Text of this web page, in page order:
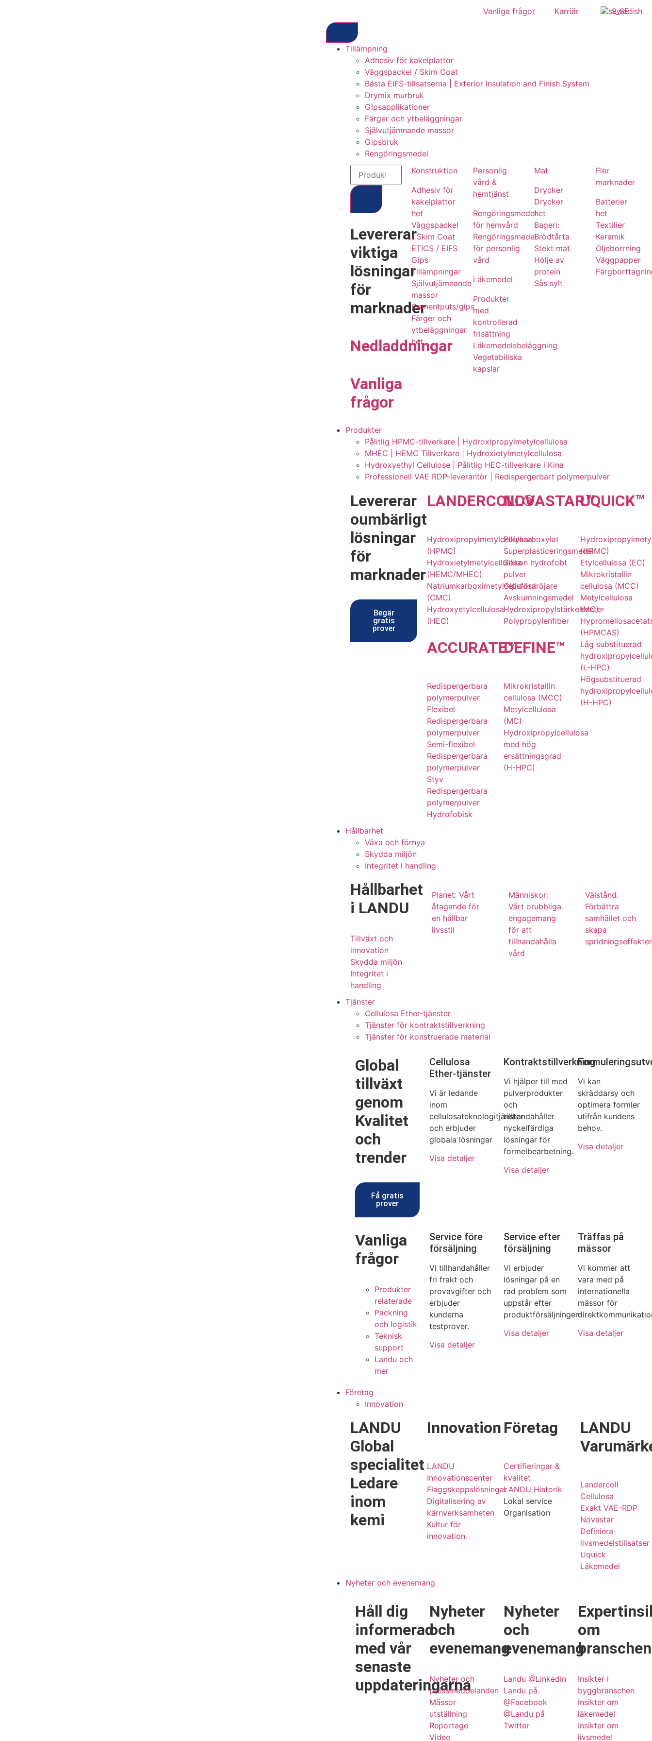
Vanliga frågor Karriär Swedish
Tillämpning
Adhesiv för kakelplattor
Väggspackel / Skim Coat
Bästa EIFS-tillsatserna | Exterior Insulation and Finish System
Drymix murbruk
Gipsapplikationer
Färger och ytbeläggningar
Självutjämnande massor
Gipsbruk
Rengöringsmedel
Levererar
viktiga
lösningar
för
marknader
Nedladdningar
Vanliga
frågor
Konstruktion
Adhesiv för
kakelplattor
het
Väggspackel
/ Skim Coat
ETICS / EIFS
Gips
Tillämpningar
Självutjämnande
massor
Cementputs/gips
Färger och
ytbeläggningar
het
Personlig
vård &
hemtjänst
Rengöringsmedel
för hemvård
Rengöringsmedel
för personlig
vård
Läkemedel
Produkter
med
kontrollerad
frisättning
Läkemedelsbeläggning
Vegetabiliska
kapslar
Mat
Drycker
Drycker
het
Bageri:
Brödtårta
Stekt mat
Hölje av
protein
Sås sylt
Fler
marknader
Batterier
het
Textilier
Keramik
Oljeborrning
Väggpapper
Produkter
Pålitlig HPMC-tillverkare | Hydroxipropylmetylcellulosa
MHEC | HEMC Tillverkare | Hydroxietylmetylcellulosa
Hydroxyethyl Cellulose | Pålitlig HEC-tillverkare i Kina
Professionell VAE RDP-leverantör | Redispergerbart polymerpulver
Levererar
oumbärligt
lösningar
för
marknader
Begär
gratis
prover
LANDERCOLL®
Hydroxipropylmetylcellulosa
(HPMC)
Hydroxietylmetylcellulosa
(HEMC/MHEC)
Natriumkarboximetylcellulosa
(CMC)
Hydroxyetylcellulosa
(HEC)
ACCURATE™
Redispergerbara
polymerpulver
Flexibel
Redispergerbara
polymerpulver
Semi-flexibel
Redispergerbara
polymerpulver
Styv
Redispergerbara
polymerpulver
Hydrofobisk
NOVASTAR™
Polykarboxylat
Superplasticeringsmedel
Silikon hydrofobt
pulver
Gipsfördröjare
Avskumningsmedel
Hydroxipropylstärkelseeter
Polypropylenfiber
DEFINE™
Mikrokristallin
cellulosa (MCC)
Metylcellulosa
(MC)
Hydroxipropylcellulosa
med hög
ersättningsgrad
(H-HPC)
UQUICK™
(HPMC)
Etylcellulosa (EC)
Mikrokristallin
cellulosa (MCC)
Metylcellulosa
(MC)
(HPMCAS)
Låg substituerad
(L-HPC)
Högsubstituerad
(H-HPC)
Hållbarhet
Växa och förnya
Skydda miljön
Integritet i handling
Hållbarhet
i LANDU
Tillväxt och
innovation
Skydda miljön
Integritet i
handling
Planet: Vårt
åtagande för
en hållbar
livsstil
Människor:
Vårt orubbliga
engagemang
för att
tillhandahålla
vård
Välstånd:
Förbättra
samhället och
skapa
spridningseffekter
Tjänster
Cellulosa Ether-tjänster
Tjänster för kontraktstillverkning
Tjänster för konstruerade material
Global
tillväxt
genom
Kvalitet
och
trender
Få gratis
prover
Cellulosa
Ether-tjänster
Vi är ledande
inom
cellulosateknologitjänster
och erbjuder
globala lösningar
Visa detaljer
Kontraktstillverkning
Vi hjälper till med
pulverprodukter
och
tillhandahåller
nyckelfärdiga
lösningar för
formelbearbetning.
Visa detaljer
Vi kan
skräddarsy och
optimera formler
utifrån kundens
behov.
Visa detaljer
Vanliga
frågor
Produkter
relaterade
Packning
och logistik
Teknisk
support
Landu och
mer
Service före
försäljning
Vi tillhandahåller
fri frakt och
provavgifter och
erbjuder
kunderna
testprover.
Visa detaljer
Service efter
försäljning
Vi erbjuder
lösningar på en
rad problem som
uppstår efter
produktförsäljningen
Visa detaljer
Träffas på
mässor
Vi kommer att
vara med på
internationella
mässor för
Visa detaljer
Företag
Innovation
LANDU
Global
specialitet
Ledare
inom
kemi
Innovation
LANDU
Innovationscenter
Flaggskeppslösningar
Digitalisering av
kärnverksamheten
Kultur för
innovation
Företag
Certifieringar &
kvalitet
LANDU Historik
Lokal service
Organisation
LANDU
Landercoll
Cellulosa
Exakt VAE-RDP
Novastar
Definiera
livsmedelstillsatser
Uquick
Läkemedel
Nyheter och evenemang
Håll dig
informerad
med vår
senaste
uppdateringarna
Nyheter
och
evenemang
Nyheter och
pressmeddelanden
Mässor
utställning
Reportage
Video
Nyheter
och
evenemang
Landu @Linkedin
Landu på
@Facebook
@Landu på
Twitter
om
branschen
Insikter i
byggbranschen
Insikter om
läkemedel
Insikter om
livsmedel